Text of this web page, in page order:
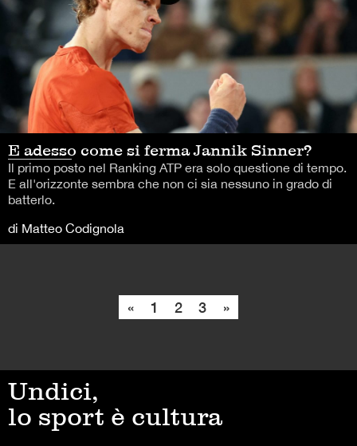
E adesso come si ferma Jannik Sinner?
Il primo posto nel Ranking ATP era solo questione di tempo.
E all'orizzonte sembra che non ci sia nessuno in grado di
batterlo.
di Matteo Codignola
« 1 2 3 »
Undici,
lo sport è cultura